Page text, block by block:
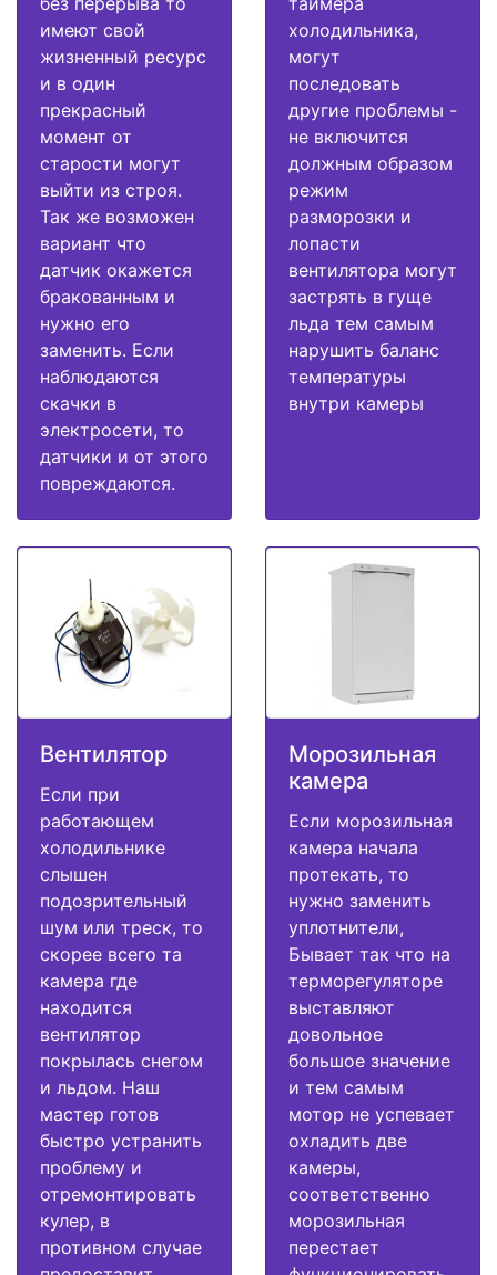
имеют свой
жизненный ресурс
и в один
прекрасный
момент от
старости могут
выйти из строя.
Так же возможен
вариант что
датчик окажется
бракованным и
нужно его
заменить. Если
наблюдаются
скачки в
электросети, то
датчики и от этого
повреждаются.
холодильника,
могут
последовать
другие проблемы -
не включится
должным образом
режим
разморозки и
лопасти
вентилятора могут
застрять в гуще
льда тем самым
нарушить баланс
температуры
внутри камеры
Вентилятор
Если при
работающем
холодильнике
слышен
подозрительный
шум или треск, то
скорее всего та
камера где
находится
вентилятор
покрылась снегом
и льдом. Наш
мастер готов
быстро устранить
проблему и
отремонтировать
кулер, в
противном случае
Морозильная
камера
Если морозильная
камера начала
протекать, то
нужно заменить
уплотнители,
Бывает так что на
терморегуляторе
выставляют
довольное
большое значение
и тем самым
мотор не успевает
охладить две
камеры,
соответственно
морозильная
перестает